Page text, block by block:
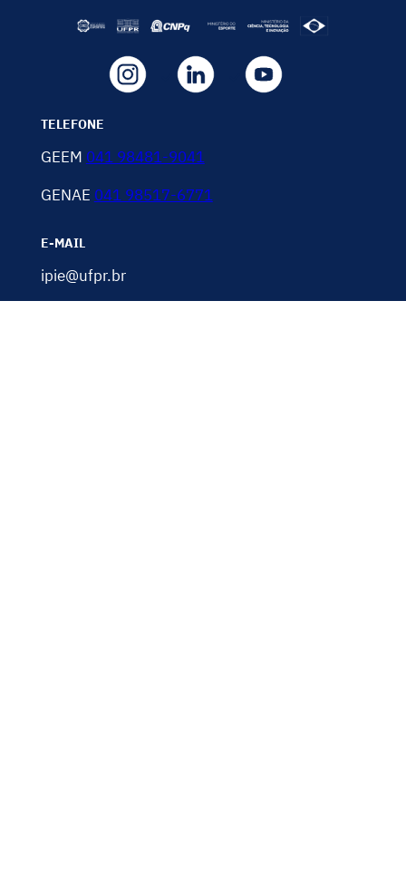
TELEFONE
GEEM 041 98481-9041
GENAE 041 98517-6771
E-MAIL
ipie@ufpr.br